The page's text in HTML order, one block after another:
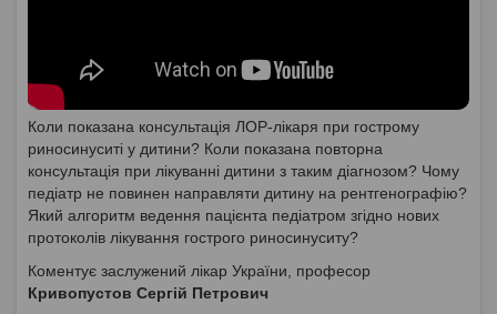
Коли показана консультація ЛОР-лікаря при гострому
риносинуситі у дитини? Коли показана повторна
консультація при лікуванні дитини з таким діагнозом? Чому
педіатр не повинен направляти дитину на рентгенографію?
Який алгоритм ведення пацієнта педіатром згідно нових
протоколів лікування гострого риносинуситу?
Коментує заслужений лікар України, професор
Кривопустов Сергій Петрович